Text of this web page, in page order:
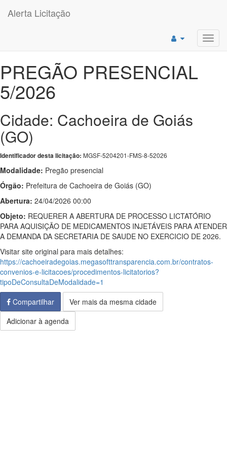
Alerta Licitação
PREGÃO PRESENCIAL
5/2026
Cidade: Cachoeira de Goiás
(GO)
Identificador desta licitação: MGSF-5204201-FMS-8-52026
Modalidade: Pregão presencial
Órgão: Prefeitura de Cachoeira de Goiás (GO)
Abertura: 24/04/2026 00:00
Objeto: REQUERER A ABERTURA DE PROCESSO LICTATÓRIO
PARA AQUISIÇÃO DE MEDICAMENTOS INJETÁVEIS PARA ATENDER
A DEMANDA DA SECRETARIA DE SAUDE NO EXERCICIO DE 2026.
Visitar site original para mais detalhes:
https://cachoeiradegoias.megasofttransparencia.com.br/contratos-
convenios-e-licitacoes/procedimentos-licitatorios?
tipoDeConsultaDeModalidade=1
Compartilhar
Ver mais da mesma cidade
Adicionar à agenda